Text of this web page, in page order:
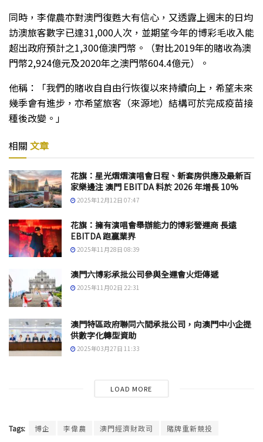
同時，李偉農亦對澳門復甦大有信心，又透露上週末的日均
訪澳旅客數字已達31,000人次，並期望今年的博彩毛收入能
超出政府預計之1,300億澳門幣。（對比2019年的賭收為澳
門幣2,924億元及2020年之澳門幣604.4億元）。
他稱：「我們的賭收自自由行恢復以來持續向上，希望未來
幾季會有進步，亦希望旅客（來源地）結構可於完成疫苗接
種後改變。」
相關 文章
花旗：星光熠熠演唱會日程、新套房供應及最新百
家樂邊注 澳門 EBITDA 料於 2026 年增長 10%
2025年12月12日 07:47
花旗：擁有演唱會舉辦能力的博彩營運商 長遠
EBITDA 跑贏業界
2025年11月28日 08:39
澳門六博彩承批公司參與全運會火炬傳遞
2025年11月02日 22:31
澳門特區政府聯同六間承批公司，向澳門中小企提
供數字化轉型資助
2025年03月27日 11:33
LOAD MORE
Tags: 博企 李偉農 澳門經濟財政司 賭牌重新競投